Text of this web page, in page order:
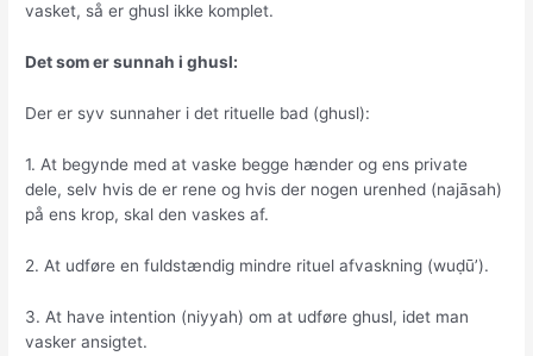
vasket, så er ghusl ikke komplet.
Det som er sunnah i ghusl:
Der er syv sunnaher i det rituelle bad (ghusl):
1. At begynde med at vaske begge hænder og ens private
dele, selv hvis de er rene og hvis der nogen urenhed (najāsah)
på ens krop, skal den vaskes af.
2. At udføre en fuldstændig mindre rituel afvaskning (wuḍūʼ).
3. At have intention (niyyah) om at udføre ghusl, idet man
vasker ansigtet.